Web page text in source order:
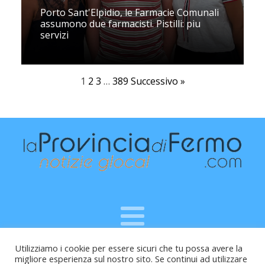
Porto Sant'Elpidio, le Farmacie Comunali
assumono due farmacisti. Pistilli: piu
servizi
1 2 3 … 389 Successivo »
Raffaele Vitali - via Leopardi 10 - 61121 Pesaro (PU) -
Utilizziamo i cookie per essere sicuri che tu possa avere la
migliore esperienza sul nostro sito. Se continui ad utilizzare